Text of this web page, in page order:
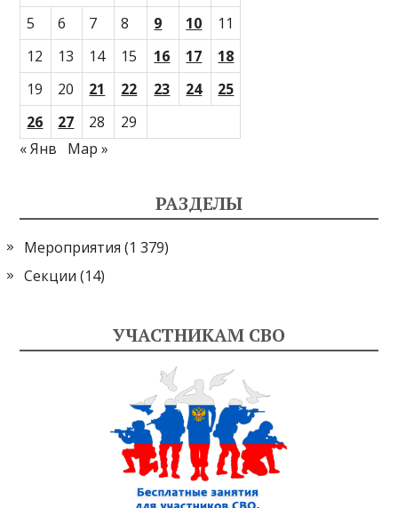
5 6 7 8 9 10
11
12
13 14 15 16 17
18
19
20 21 22 23 24
25
26
27 28
29
« Янв
Мар »
РАЗДЕЛЫ
Мероприятия (1 379)
Секции (14)
УЧАСТНИКАМ СВО